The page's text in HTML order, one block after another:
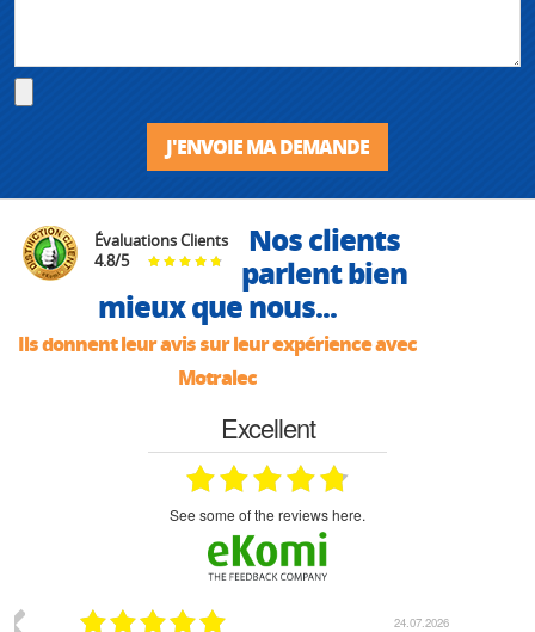
J'ENVOIE MA DEMANDE
Évaluations Clients
4.8/5
Nos clients
parlent bien
mieux que nous...
Ils donnent leur avis sur leur expérience avec
Motralec
Excellent
see some of the reviews here.
24.07.2026